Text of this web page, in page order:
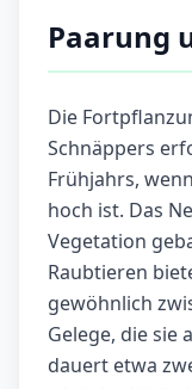
Paarung
Die
Schnäppers
Frühjahrs,
hoch ist. Das
Vegetation
Raubtieren
gewöhnlich
Gelege, die sie
dauert etwa